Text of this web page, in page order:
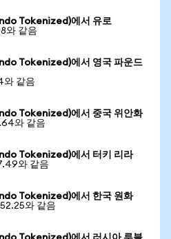
Tokenized)에서 유로
와 같음
Tokenized)에서 영국 파운드
와 같음
Tokenized)에서 중국 위안화
와 같음
Tokenized)에서 터키 리라
와 같음
Tokenized)에서 한국 원화
와 같음